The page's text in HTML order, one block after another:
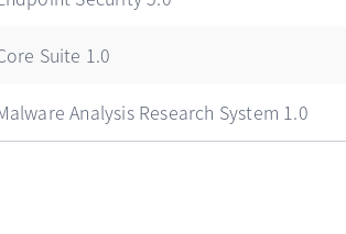
Suite 1.0
Analysis Research System 1.0